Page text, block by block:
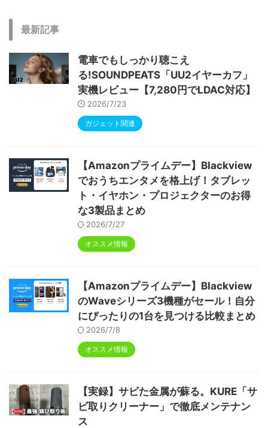
最新記事
電車でもしっかり聴こえ
る!SOUNDPEATS「UU2イヤーカフ」
実機レビュー【7,280円でLDAC対応】
2026/7/23
ガジェット関連
【Amazonプライムデー】Blackview
でおうちエンタメを格上げ！タブレッ
ト・イヤホン・プロジェクターのお得
な3製品まとめ
2026/7/27
オススメ情報
【Amazonプライムデー】Blackview
のWaveシリーズ3機種がセール！自分
にぴったりの1台を見つける比較まとめ
2026/7/8
オススメ情報
【実録】サビた金属が蘇る。KURE「サ
ビ取りクリーナー」で徹底メンテナン
ス